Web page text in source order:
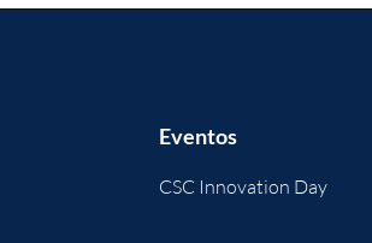
Eventos
CSC Innovation Day